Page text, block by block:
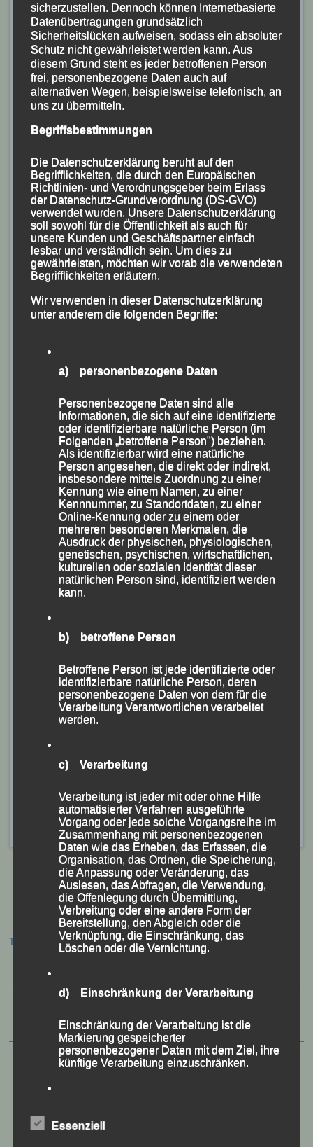
Das erfolgreiche LG-Team mit (v.li.) Thomas und Gaby
Kopfinger (mit Sohn Tim im
Vordergrund), Gerhard Bauer, Sabrina Prager,
Johannes Kelnberger und Manfred
(KS.) Äußerst erfolgreich präsentierte sich das Team
der Leichtathletik Gemeinschaft (LG) Passau bei der
20. Ausgabe des traditionellen „Dreiburgenland-
Marathon“, wo über 200 Teilnehmer am Start waren.
Sabrina Prager, die erst vor einer Woche bei ihrem
Marathon-Debüt in München Bayerische Vizemeisterin
geworden ist, war über 12 Kilometer als Vierte des
Gesamteinlaufes in 52:46 Minuten schnellste Dame
weiteren Plätze und holte sich zudem den Sieg in ihrer
Altersklasse (AK) W 30.
Mit seiner Endzeit von 1:13:05 Stunden
belegteThomas Kopfingerauf der 12-km-Distanz in
seiner AK M 50 Platz Drei.
Manfred Ammerlwurde hinter Robert Knödlseder (JJ-
Tigers Hutthurm) in 18:12 Minuten Gesamtzweiter des
5-km-Rennens und holte sich den Sieg in seiner AK M
Bei seinem Debüt im LG-Trikot liefJohannes
des Gesamteinlaufes über die Ziellinie und gewann
die Männliche Jugend U 18.
Auf der Halbmarathon-Distanz holten sichGaby
Kopfingerin 2:10:43 Stunden den Sieg in ihrer AK W
Dreiburgen - Marathon ,Gaby Kopfinger,Gerhard Bauer
Johannes Kelnberger,Manfred Ammerl,Sabrina Prager
Thomas Kopfinger,Thurmansbang
Beitragsnavigation
Termine:
sicherzustellen. Dennoch können Internetbasierte
Datenübertragungen grundsätzlich
Sicherheitslücken aufweisen, sodass ein absoluter
Schutz nicht gewährleistet werden kann. Aus
diesem Grund steht es jeder betroffenen Person
frei, personenbezogene Daten auch auf
alternativen Wegen, beispielsweise telefonisch, an
uns zu übermitteln.
Begriffsbestimmungen
Die Datenschutzerklärung beruht auf den
Begrifflichkeiten, die durch den Europäischen
Richtlinien- und Verordnungsgeber beim Erlass
der Datenschutz-Grundverordnung (DS-GVO)
verwendet wurden. Unsere Datenschutzerklärung
soll sowohl für die Öffentlichkeit als auch für
unsere Kunden und Geschäftspartner einfach
lesbar und verständlich sein. Um dies zu
gewährleisten, möchten wir vorab die verwendeten
Begrifflichkeiten erläutern.
Wir verwenden in dieser Datenschutzerklärung
unter anderem die folgenden Begriffe:
a) personenbezogene Daten
Personenbezogene Daten sind alle
Informationen, die sich auf eine identifizierte
oder identifizierbare natürliche Person (im
Folgenden „betroffene Person") beziehen.
Als identifizierbar wird eine natürliche
Person angesehen, die direkt oder indirekt,
insbesondere mittels Zuordnung zu einer
Kennung wie einem Namen, zu einer
Kennnummer, zu Standortdaten, zu einer
Online-Kennung oder zu einem oder
mehreren besonderen Merkmalen, die
Ausdruck der physischen, physiologischen,
genetischen, psychischen, wirtschaftlichen,
kulturellen oder sozialen Identität dieser
natürlichen Person sind, identifiziert werden
kann.
b) betroffene Person
Betroffene Person ist jede identifizierte oder
identifizierbare natürliche Person, deren
personenbezogene Daten von dem für die
Verarbeitung Verantwortlichen verarbeitet
werden.
c) Verarbeitung
Verarbeitung ist jeder mit oder ohne Hilfe
automatisierter Verfahren ausgeführte
Vorgang oder jede solche Vorgangsreihe im
Zusammenhang mit personenbezogenen
Daten wie das Erheben, das Erfassen, die
Organisation, das Ordnen, die Speicherung,
die Anpassung oder Veränderung, das
Auslesen, das Abfragen, die Verwendung,
die Offenlegung durch Übermittlung,
Verbreitung oder eine andere Form der
Bereitstellung, den Abgleich oder die
Verknüpfung, die Einschränkung, das
Löschen oder die Vernichtung.
d) Einschränkung der Verarbeitung
Einschränkung der Verarbeitung ist die
Markierung gespeicherter
personenbezogener Daten mit dem Ziel, ihre
künftige Verarbeitung einzuschränken.
Essenziell